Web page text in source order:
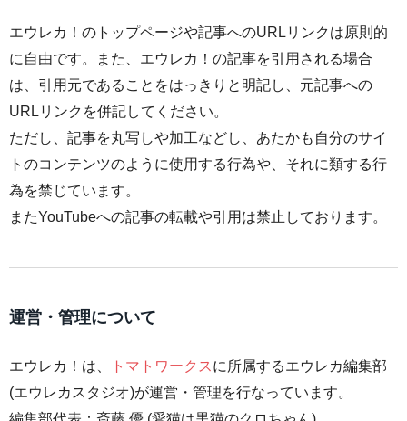
エウレカ！のトップページや記事へのURLリンクは原則的
に自由です。また、エウレカ！の記事を引用される場合
は、引用元であることをはっきりと明記し、元記事への
URLリンクを併記してください。
ただし、記事を丸写しや加工などし、あたかも自分のサイ
トのコンテンツのように使用する行為や、それに類する行
為を禁じています。
またYouTubeへの記事の転載や引用は禁止しております。
運営・管理について
エウレカ！は、 トマトワークス に所属するエウレカ編集部
(エウレカスタジオ)が運営・管理を行なっています。